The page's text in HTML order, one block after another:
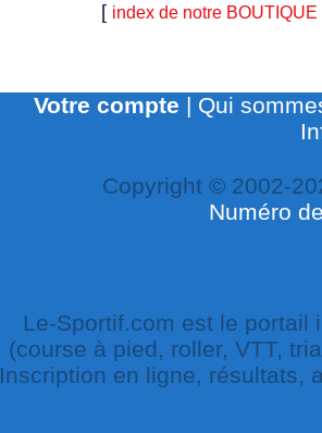
[ index de notre BOUTIQUE
Votre compte | Qui
Copyright © 2002-
Numéro
Le-Sportif.com est le portail
(course à pied, roller, VTT,
Inscription en ligne, résultats,